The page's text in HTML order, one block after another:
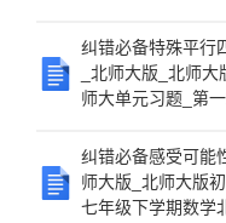
纠错必备特殊平行
_北师大版_北师
师大单元习题_第
纠错必备感受可能
师大版_北师大版
七年级下学期数学